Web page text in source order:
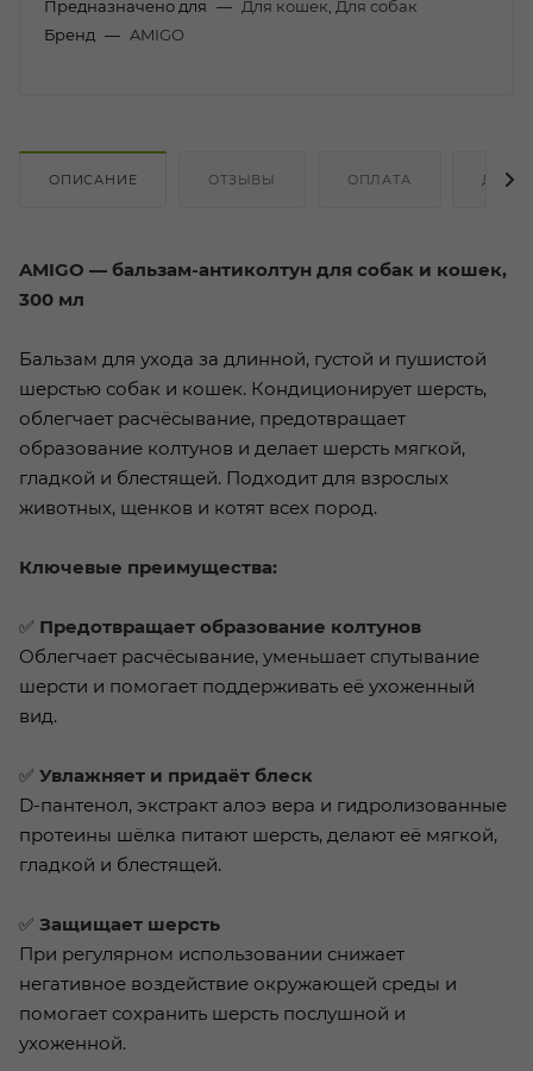
Предназначено для — Для кошек, Для собак
Бренд — AMIGO
ОПИСАНИЕ ОТЗЫВЫ ОПЛАТА
AMIGO — бальзам-антиколтун для собак и кошек,
300 мл
Бальзам для ухода за длинной, густой и пушистой
шерстью собак и кошек. Кондиционирует шерсть,
облегчает расчёсывание, предотвращает
образование колтунов и делает шерсть мягкой,
гладкой и блестящей. Подходит для взрослых
животных, щенков и котят всех пород.
Ключевые преимущества:
✅ Предотвращает образование колтунов
Облегчает расчёсывание, уменьшает спутывание
шерсти и помогает поддерживать её ухоженный
вид.
✅ Увлажняет и придаёт блеск
D-пантенол, экстракт алоэ вера и гидролизованные
протеины шёлка питают шерсть, делают её мягкой,
гладкой и блестящей.
✅ Защищает шерсть
При регулярном использовании снижает
негативное воздействие окружающей среды и
помогает сохранить шерсть послушной и
ухоженной.